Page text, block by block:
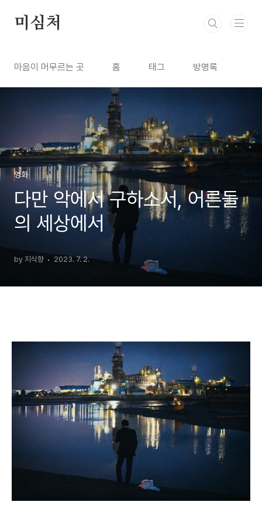
미심처
마음이 머무르는 곳 홈 태그 방명록
영화
다만 악에서 구하소서, 어른들
의 세상에서
by 지식향 2023. 7. 2.